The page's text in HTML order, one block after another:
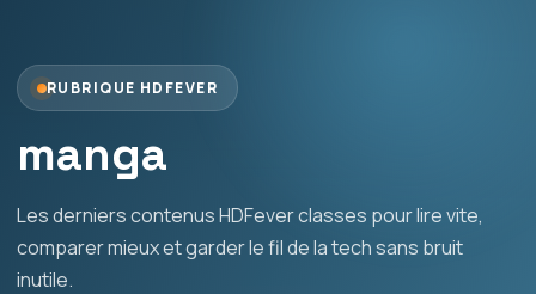
RUBRIQUE HDFEVER
manga
Les derniers contenus HDFever classes pour lire vite,
comparer mieux et garder le fil de la tech sans bruit
inutile.